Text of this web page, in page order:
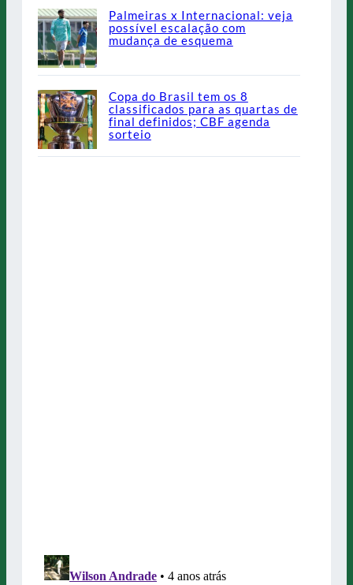
Palmeiras x Internacional: veja
possível escalação com
mudança de esquema
Copa do Brasil tem os 8
classificados para as quartas de
final definidos; CBF agenda
sorteio